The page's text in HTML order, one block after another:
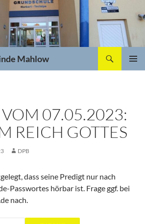
Mahlow
07.05.2023:
REICH GOTTES
DPB
dass seine Predigt nur nach
Passwortes hörbar ist. Frage ggf. bei
nach.